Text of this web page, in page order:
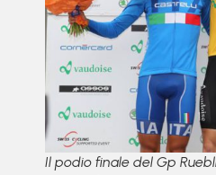
Il podio finale del Gp